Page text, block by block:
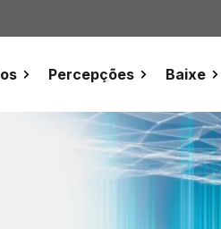
Percepções Baixe